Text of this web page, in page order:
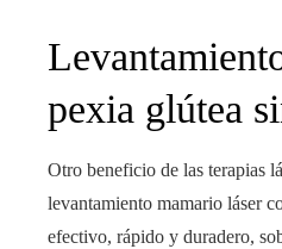
pexia glútea
Otro beneficio de las terapias
levantamiento mamario láser
efectivo, rápido y duradero,